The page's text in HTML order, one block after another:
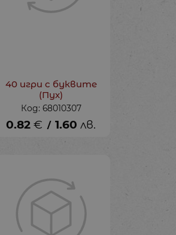
40 игри с буквите
(Пух)
Код: 68010307
0.82 € / 1.60 лв.